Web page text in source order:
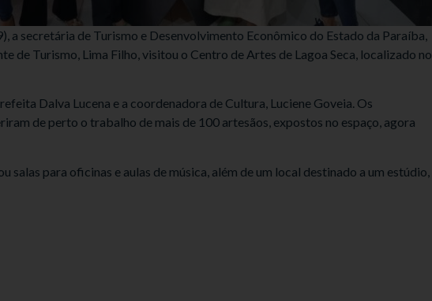
a secretária de Turismo e Desenvolvimento Econômico do Estado da Paraíba,
de Turismo, Lima Filho, visitou o Centro de Artes de Lagoa Seca, localizado no
Dalva Lucena e a coordenadora de Cultura, Luciene Goveia. Os
de perto o trabalho de mais de 100 artesãos, expostos no espaço, agora
salas para oficinas e aulas de música, além de um local destinado a um estúdio,